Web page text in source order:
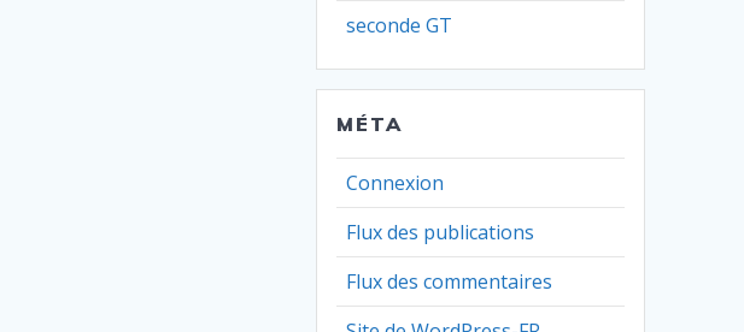
seconde GT
MÉTA
Connexion
Flux des publications
Flux des commentaires